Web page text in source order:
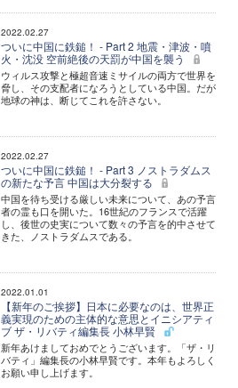
2022.02.27
ついに中国に鉄鎚！ - Part 2 地震・津波・噴
火・沈没 空前絶後の天罰が中国を襲う
ウィルス攻撃と極超音速ミサイルの両方で世界を
脅し、その支配者になろうとしている中国。だが
地球の神は、断じてこれを許さない。
2022.02.27
ついに中国に鉄鎚！ - Part 3 ノストラダムス
の新たな予言 中国は大分裂する
中国を待ち受ける厳しい未来について、あの予言
者の霊も口を開いた。16世紀のフランスで活躍
し、後世の史実について数々の予言を的中させて
きた、ノストラダムスである。
2022.01.01
【新年のご挨拶】日本に必要なのは、世界正
義実現のための主体的な意思とイニシアティ
ブ ザ・リバティ編集長 小林早賢
新年あけましておめでとうございます。「ザ・リ
バティ」編集長の小林早賢です。本年もよろしく
お願い申し上げます。